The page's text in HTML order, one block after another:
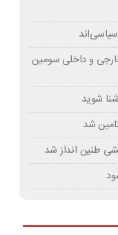
خارجی و داخلی سومین
شوید
شد
طنین انداز شد